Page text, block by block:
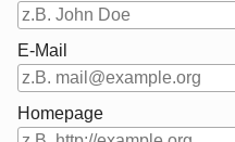
E-Mail
Homepage